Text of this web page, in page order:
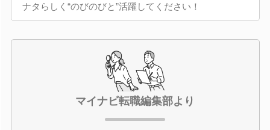
ナタらしく“のびのびと”活躍してください！
マイナビ転職編集部より